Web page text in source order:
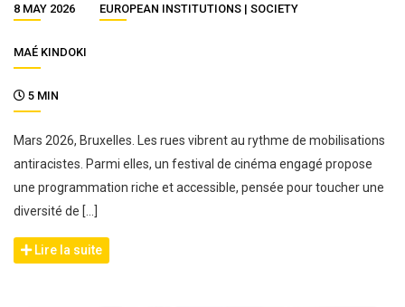
8 MAY 2026 EUROPEAN INSTITUTIONS SOCIETY
MAÉ KINDOKI
5 MIN
Mars 2026, Bruxelles. Les rues vibrent au rythme de mobilisations
antiracistes. Parmi elles, un festival de cinéma engagé propose
une programmation riche et accessible, pensée pour toucher une
diversité de […]
Lire la suite